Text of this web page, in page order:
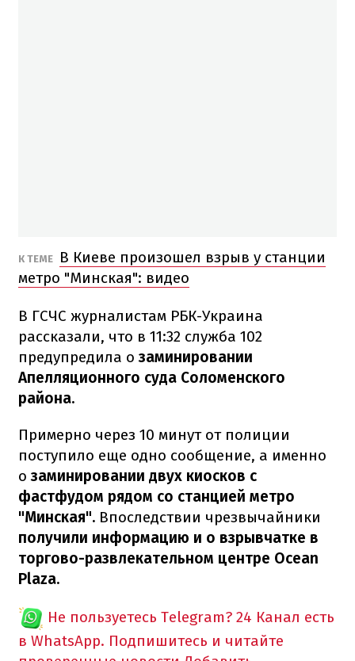
К ТЕМЕ
В Киеве произошел взрыв у станции
метро "Минская": видео
В ГСЧС журналистам РБК-Украина
рассказали, что в 11:32 служба 102
предупредила озаминировании
Апелляционного суда Соломенского
района.
Примерно через 10 минут от полиции
поступило еще одно сообщение, а именно
озаминировании двух киосков с
фастфудом рядом со станцией метро
"Минская". Впоследствии чрезвычайники
получили информацию и о взрывчатке в
торгово-развлекательном центре Ocean
Plaza.
Не пользуетесь Telegram? 24 Канал есть
в WhatsApp. Подпишитесь и читайте